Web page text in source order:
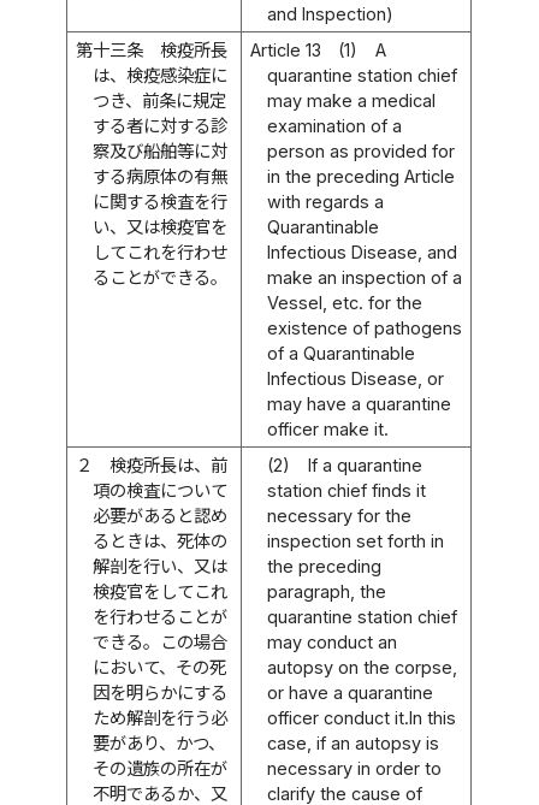
and Inspection)
第十三条
検疫所長
は、検疫感染症に
つき、前条に規定
する者に対する診
察及び船舶等に対
する病原体の有無
に関する検査を行
い、又は検疫官を
してこれを行わせ
ることができる。
Article 13 (1)
A
quarantine station chief
may make a medical
examination of a
person as provided for
in the preceding Article
with regards a
Quarantinable
Infectious Disease, and
make an inspection of a
Vessel, etc. for the
existence of pathogens
of a Quarantinable
Infectious Disease, or
may have a quarantine
officer make it.
２
検疫所長は、前
項の検査について
必要があると認め
るときは、死体の
解剖を行い、又は
検疫官をしてこれ
を行わせることが
できる。この場合
において、その死
因を明らかにする
ため解剖を行う必
要があり、かつ、
その遺族の所在が
不明であるか、又
(2)
If a quarantine
station chief finds it
necessary for the
inspection set forth in
the preceding
paragraph, the
quarantine station chief
may conduct an
autopsy on the corpse,
or have a quarantine
officer conduct it.In this
case, if an autopsy is
necessary in order to
clarify the cause of